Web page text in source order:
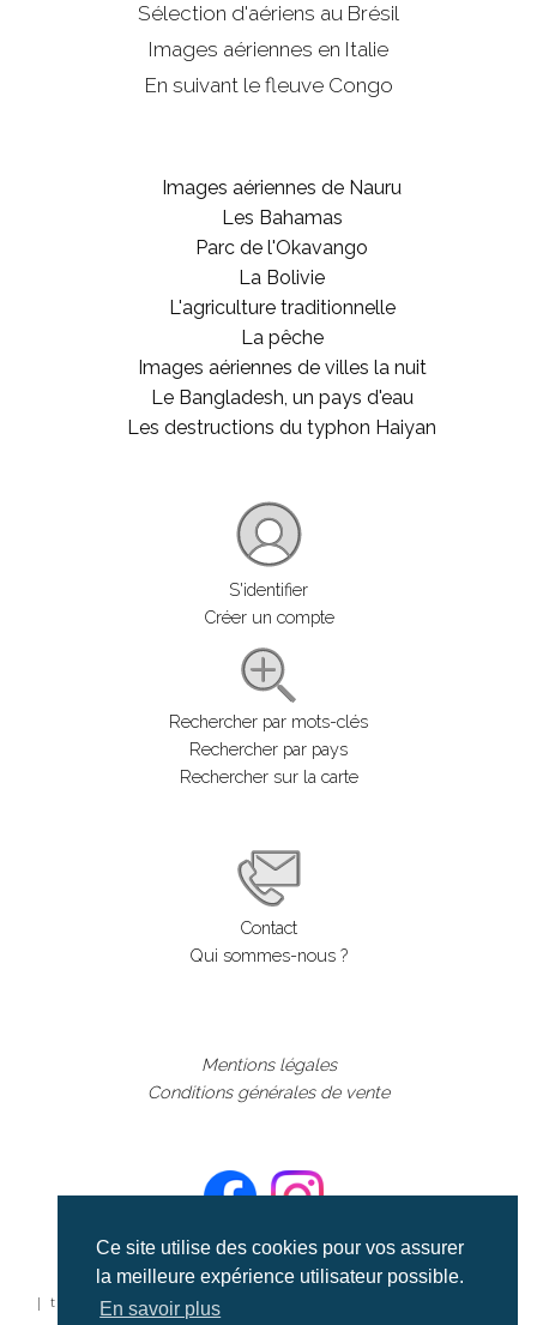
Ce site utilise des cookies pour vos assurer
la meilleure expérience utilisateur possible.
En savoir plus
Sélection d'aériens au Brésil
Images aériennes en Italie
En suivant le fleuve Congo
Images aériennes de Nauru
Les Bahamas
Parc de l'Okavango
La Bolivie
L'agriculture traditionnelle
La pêche
Images aériennes de villes la nuit
Le Bangladesh, un pays d'eau
Les destructions du typhon Haiyan
S'identifier
Créer un compte
Rechercher par mots-clés
Rechercher par pays
Rechercher sur la carte
Contact
Qui sommes-nous ?
Mentions légales
Conditions générales de vente
©aerialcollection marque déposée 2024
| tous droits réservés | aerialcollection.fr banque d'images